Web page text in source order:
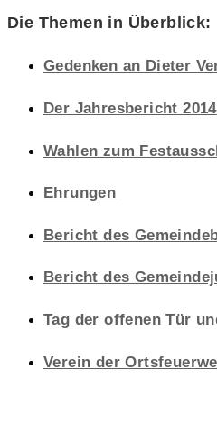
Die Themen in Überblick:
Gedenken an Dieter
Der Jahresbericht 2014
Wahlen zum
Ehrungen
Bericht des
Bericht des
Tag der offenen Tür
Verein der